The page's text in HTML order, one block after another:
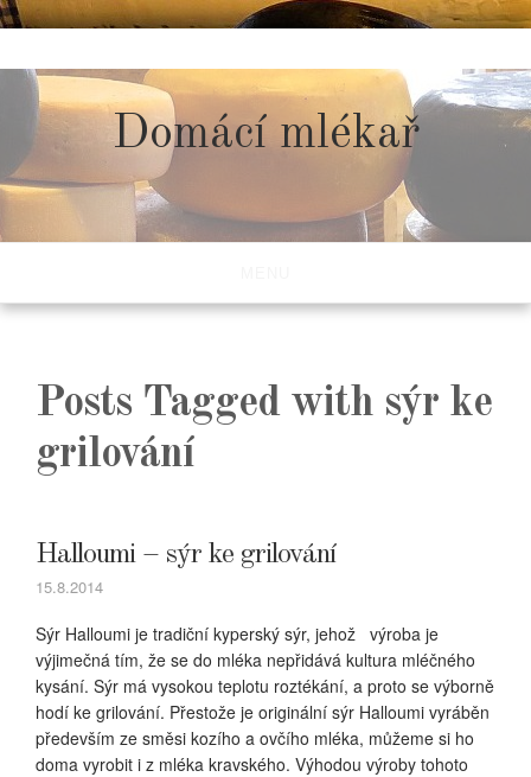
to
content
Domácí mlékař
Posts Tagged with sýr ke
grilování
Halloumi – sýr ke grilování
15.8.2014
Sýr Halloumi je tradiční kyperský sýr, jehož výroba je
výjimečná tím, že se do mléka nepřidává kultura mléčného
kysání. Sýr má vysokou teplotu roztékání, a proto se výborně
hodí ke grilování. Přestože je originální sýr Halloumi vyráběn
především ze směsi kozího a ovčího mléka, můžeme si ho
doma vyrobit i z mléka kravského. Výhodou výroby tohoto